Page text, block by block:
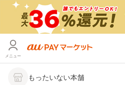
メニュー
もったいない本舗